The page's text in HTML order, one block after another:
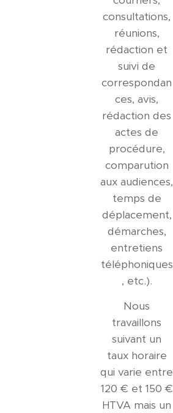
consultations,
réunions,
rédaction et
suivi de
correspondan
ces, avis,
rédaction des
actes de
procédure,
comparution
aux audiences,
temps de
déplacement,
démarches,
entretiens
téléphoniques
, etc.).
Nous
travaillons
suivant un
taux horaire
qui varie entre
120 € et 150 €
HTVA mais un